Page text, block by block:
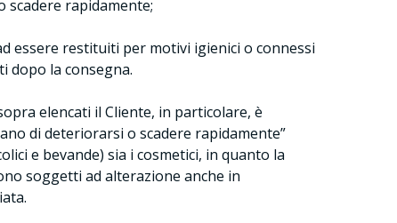
scadere rapidamente;
essere restituiti per motivi igienici o connessi
dopo la consegna.
elencati il Cliente, in particolare, è
di deteriorarsi o scadere rapidamente”
e bevande) sia i cosmetici, in quanto la
soggetti ad alterazione anche in